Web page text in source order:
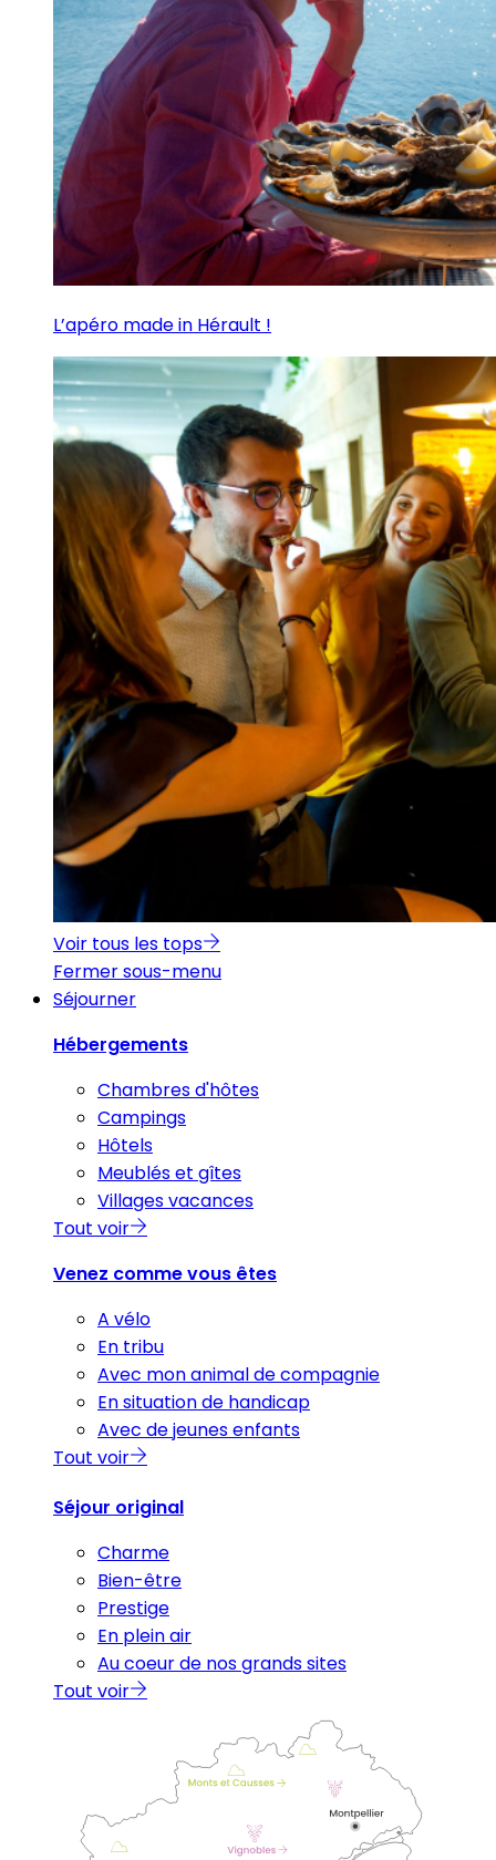
L’apéro made in Hérault !
Voir tous les tops
Fermer sous-menu
Séjourner
Hébergements
Chambres d'hôtes
Campings
Hôtels
Meublés et gîtes
Villages vacances
Tout voir
Venez comme vous êtes
A vélo
En tribu
Avec mon animal de compagnie
En situation de handicap
Avec de jeunes enfants
Tout voir
Séjour original
Charme
Bien-être
Prestige
En plein air
Au coeur de nos grands sites
Tout voir